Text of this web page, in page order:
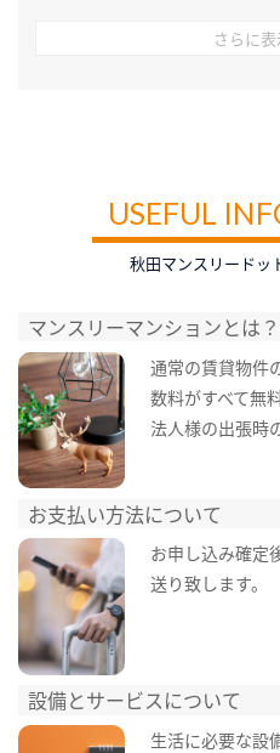
さらに表
USEFUL
秋田マンスリードッ
マンスリーマンションとは？
通常の賃貸物件
数料がすべて無
法人様の出張時
お支払い方法について
お申し込み確定
送り致します。
設備とサービスについて
生活に必要な設